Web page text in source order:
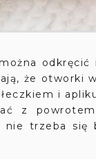
że otworki
i
z
trzeba się